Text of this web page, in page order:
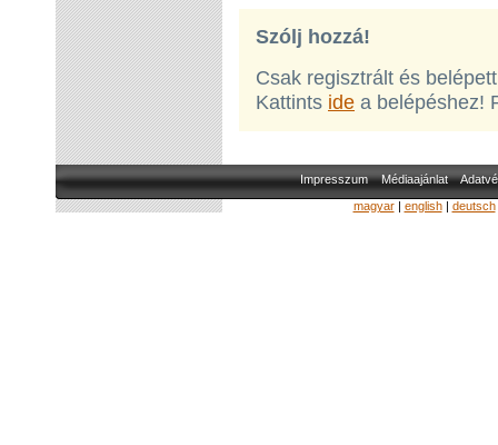
Szólj hozzá!
Csak regisztrált és
Kattints ide a belépéshez!
Impresszum Médiaajánlat
magyar| english| deutsch